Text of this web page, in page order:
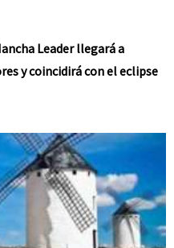
Leader llegará a
y coincidirá con el eclipse